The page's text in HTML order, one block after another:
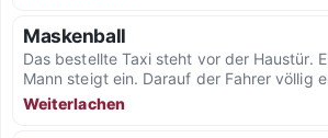
Maskenball
Das bestellte Taxi steht vor der Haustür.
Mann steigt ein. Darauf der Fahrer völlig
“Entschuldigung,...
Weiterlachen